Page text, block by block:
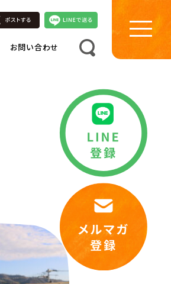
お問い合わせ